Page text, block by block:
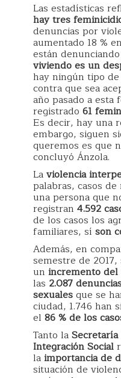
Las estadísticas
hay tres
denuncias por
aumentado 18 %
están
viviendo es un
hay ningún tipo
contra que sea
año pasado a esta
registrado 61
Es decir, hay una
embargo, siguen
queremos es que
concluyó Ánzola.
Laviolencia
palabras, casos
una persona que
registran 4.592
de los casos los
familiares, sí son
Además, en
semestre de
un incremento del
las 2.087
sexualesque se
ciudad, 1.746 han
el 86 % de los
Tanto la
Integración Social
laimportancia de
situación de